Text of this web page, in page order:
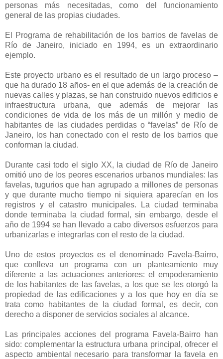
personas más necesitadas, como del funcionamiento
general de las propias ciudades.
El Programa de rehabilitación de los barrios de favelas de
Río de Janeiro, iniciado en 1994, es un extraordinario
ejemplo.
Este proyecto urbano es el resultado de un largo proceso –
que ha durado 18 años- en el que además de la creación de
nuevas calles y plazas, se han construido nuevos edificios e
infraestructura urbana, que además de mejorar las
condiciones de vida de los más de un millón y medio de
habitantes de las ciudades perdidas o “favelas” de Río de
Janeiro, los han conectado con el resto de los barrios que
conforman la ciudad.
Durante casi todo el siglo XX, la ciudad de Río de Janeiro
omitió uno de los peores escenarios urbanos mundiales: las
favelas, tugurios que han agrupado a millones de personas
y que durante mucho tiempo ni siquiera aparecían en los
registros y el catastro municipales. La ciudad terminaba
donde terminaba la ciudad formal, sin embargo, desde el
año de 1994 se han llevado a cabo diversos esfuerzos para
urbanizarlas e integrarlas con el resto de la ciudad.
Uno de estos proyectos es el denominado Favela-Bairro,
que conlleva un programa con un planteamiento muy
diferente a las actuaciones anteriores: el empoderamiento
de los habitantes de las favelas, a los que se les otorgó la
propiedad de las edificaciones y a los que hoy en día se
trata como habitantes de la ciudad formal, es decir, con
derecho a disponer de servicios sociales al alcance.
Las principales acciones del programa Favela-Bairro han
sido: complementar la estructura urbana principal, ofrecer el
aspecto ambiental necesario para transformar la favela en